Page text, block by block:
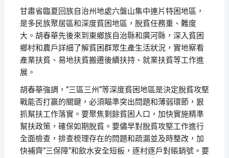
甘肅省臨夏回族自治州地處六盤山集中連片特困地區，
是多民族聚居區和深度貧困地區，脫貧任務重、難度
大。胡春華先後來到東鄉族自治縣和廣河縣，深入貧困
鄉村和農戶詳細了解貧困群眾生產生活狀況，實地察看
產業扶貧、易地扶貧搬遷後續扶持、就業扶貧等工作進
展。
胡春華強調，“三區三州”等深度貧困地區是決定脫貧攻堅
戰能否打贏的關鍵，必須瞄準突出問題和薄弱環節，狠
抓幫扶工作落實。要聚焦剩餘貧困人口，加快實施精準
幫扶政策，確保如期脫貧。要儘早對脫貧攻堅工作進行
全面檢查，排查梳理存在的問題和疏漏並及時整改，加
快補齊“三保障”和飲水安全短板，逐村逐戶對賬銷號。要